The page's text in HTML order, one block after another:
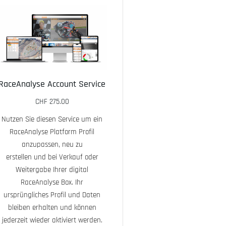
Account Service
CHF275.00
Nutzen Sie diesen Service um ein
RaceAnalyse Platform Profil
anzupassen, neu zu
erstellen und bei Verkauf oder
Weitergabe Ihrer digital
RaceAnalyse Box. Ihr
ursprüngliches Profil und Daten
bleiben erhalten und können
jederzeit wieder aktiviert werden.